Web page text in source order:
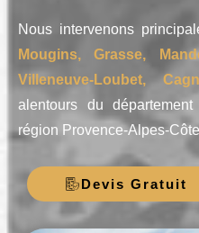
Nous intervenons
Mougins, Grasse,
Villeneuve-Loubet,
alentours du
région Provence-Alpes-Côte
Devis Gratuit